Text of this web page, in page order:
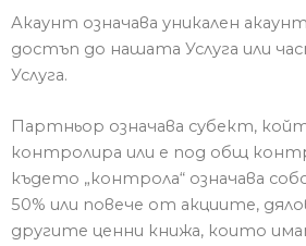
Акаунт означава уникален
достъп до нашата Услуга или
Услуга.
Партньор означава субект,
контролира или е под общ
където „контрола“ означава
50% или повече от акциите,
другите ценни книжа, които